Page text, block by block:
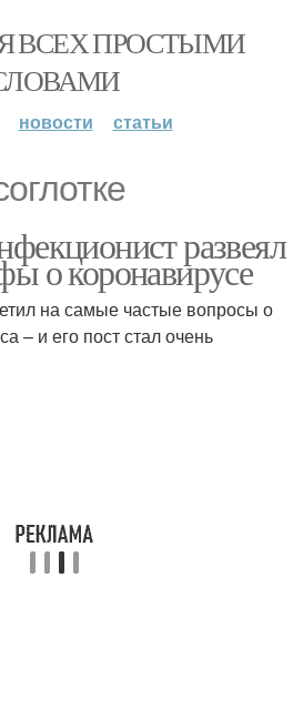
ВСЕХ ПРОСТЫМИ
новости статьи
развеял
о коронавирусе
на самые частые вопросы о
– и его пост стал очень